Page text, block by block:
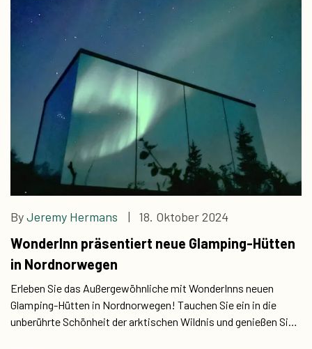
ByJeremy Hermans | 18. Oktober 2024
WonderInn präsentiert neue Glamping-Hütten
in Nordnorwegen
Erleben Sie das Außergewöhnliche mit WonderInns neuen
Glamping-Hütten in Nordnorwegen! Tauchen Sie ein in die
unberührte Schönheit der arktischen Wildnis und genießen Sie